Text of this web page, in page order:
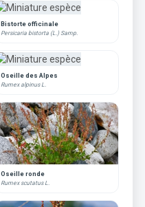
Bistorte officinale
Persicaria bistorta (L.) Samp.
Oseille des Alpes
Rumex alpinus L.
Oseille ronde
Rumex scutatus L.